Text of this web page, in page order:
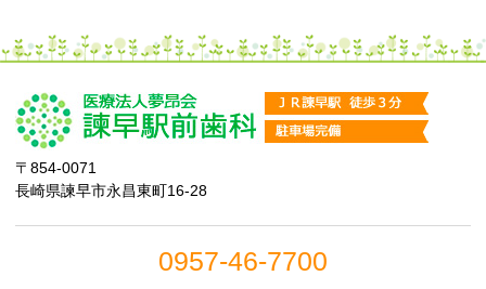
〒854-0071
長崎県諫早市永昌東町16-28
0957-46-7700